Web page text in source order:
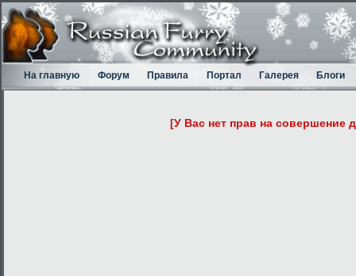
На главную Форум Правила Портал Галерея Блоги
[У Вас нет прав на совершение